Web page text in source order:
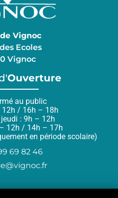
Vignoc
Ecoles
Vignoc
Ouverture
au public
12h / 16h – 18h
: 9h – 12h
12h / 14h – 17h
en période scolaire)
69 82 46